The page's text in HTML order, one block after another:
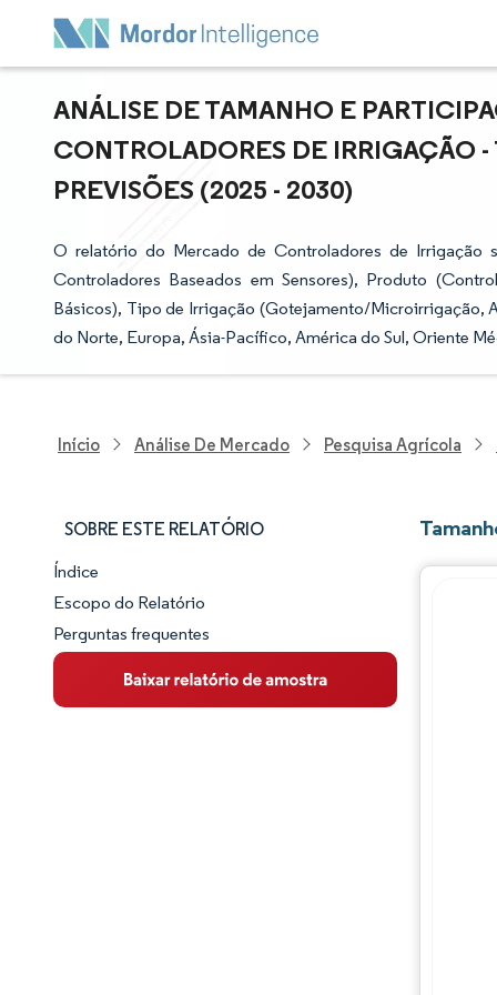
ANÁLISE DE TAMANHO E
CONTROLADORES DE IRRIGAÇÃO
PREVISÕES (2025 - 2030)
O relatório do Mercado de Controladores de Irrigação
Controladores Baseados em Sensores), Produto
Básicos), Tipo de Irrigação (Gotejamento/Microirrigação,
do Norte, Europa, Ásia-Pacífico, América do Sul, Oriente
Início Análise De Mercado Pesquisa Agrícola
SOBRE ESTE RELATÓRIO
Panorama do Mercado
Visão Geral do Mercado
Principais Tendências de Mercado
Índice
Escopo do Relatório
Perguntas frequentes